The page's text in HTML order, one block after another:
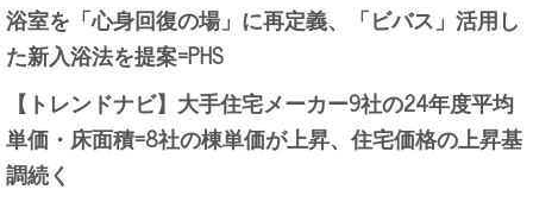
浴室を「心身回復の場」に再定義、「ビバス」活用し
た新入浴法を提案=PHS
【トレンドナビ】大手住宅メーカー9社の24年度平均
単価・床面積=8社の棟単価が上昇、住宅価格の上昇基
調続く